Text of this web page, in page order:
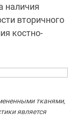
наличия
вторичного
костно-
тканями,
является